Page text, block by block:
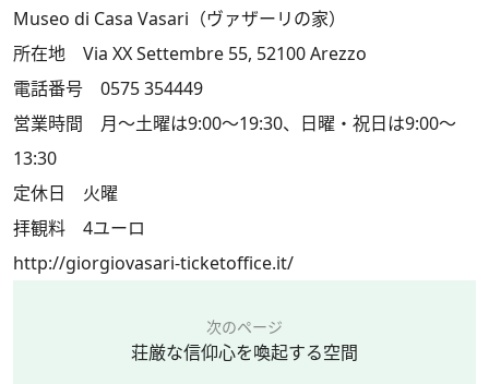
Museo di Casa Vasari（ヴァザーリの家）
所在地 Via XX Settembre 55, 52100 Arezzo
電話番号 0575 354449
営業時間 月～土曜は9:00～19:30、日曜・祝日は9:00～
13:30
定休日 火曜
拝観料 4ユーロ
http://giorgiovasari-ticketoffice.it/
次のページ
荘厳な信仰心を喚起する空間